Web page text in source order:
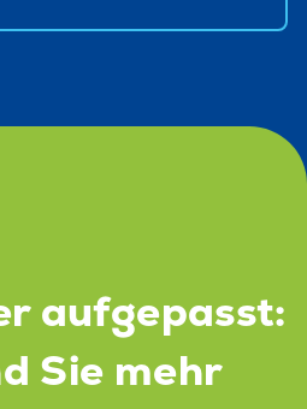
aufgepasst:
Sie mehr